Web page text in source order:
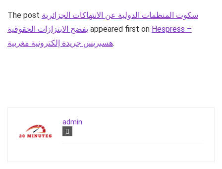
The post سكوت المنظمات الدولية عن الانتهاكات الجزائرية
يفضح الابتزازات الحقوقية appeared first on Hespress –
هسبريس جريدة إلكترونية مغربية.
admin